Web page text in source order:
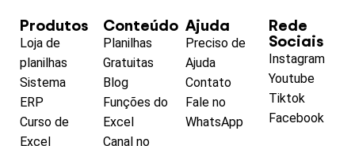
Produtos
Loja de
planilhas
Sistema
ERP
Curso de
Excel
Conteúdo
Planilhas
Gratuitas
Blog
Funções do
Excel
Canal no
Ajuda
Preciso de
Ajuda
Contato
Fale no
WhatsApp
Rede
Sociais
Instagram
Youtube
Tiktok
Facebook